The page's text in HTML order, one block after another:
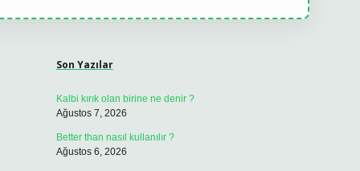
Son Yazılar
Kalbi kırık olan birine ne denir ?
Ağustos 7, 2026
Better than nasıl kullanılır ?
Ağustos 6, 2026